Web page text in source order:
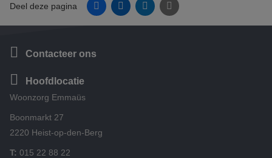
Deel deze pagina FacebookLinkedinTwitter E-mail
Contacteer ons
Hoofdlocatie
Woonzorg Emmaüs
Boonmarkt 27
2220 Heist-op-den-Berg
T: 015 22 88 22